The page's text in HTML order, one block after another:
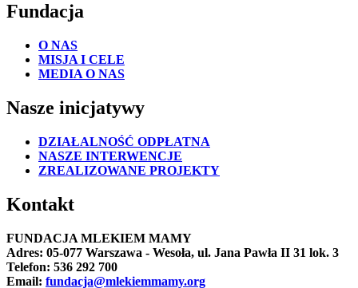
Fundacja
O NAS
MISJA I CELE
MEDIA O NAS
Nasze inicjatywy
DZIAŁALNOŚĆ ODPŁATNA
NASZE INTERWENCJE
ZREALIZOWANE PROJEKTY
Kontakt
FUNDACJA MLEKIEM MAMY
Adres: 05-077 Warszawa - Wesoła, ul. Jana Pawła II 31 lok. 3
Telefon: 536 292 700
Email: fundacja@mlekiemmamy.org